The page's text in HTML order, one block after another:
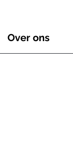
Over ons